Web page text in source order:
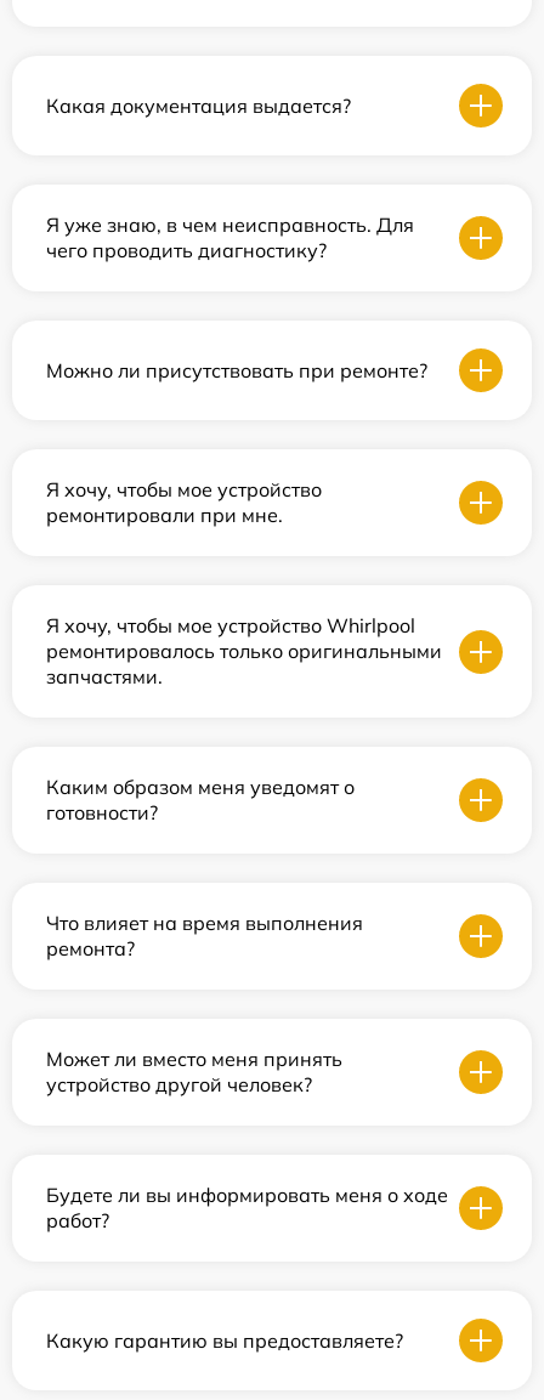
Какая документация выдается?
Я уже знаю, в чем неисправность. Для
чего проводить диагностику?
Можно ли присутствовать при ремонте?
Я хочу, чтобы мое устройство
ремонтировали при мне.
Я хочу, чтобы мое устройство Whirlpool
ремонтировалось только оригинальными
запчастями.
Каким образом меня уведомят о
готовности?
Что влияет на время выполнения
ремонта?
Может ли вместо меня принять
устройство другой человек?
Будете ли вы информировать меня о ходе
работ?
Какую гарантию вы предоставляете?